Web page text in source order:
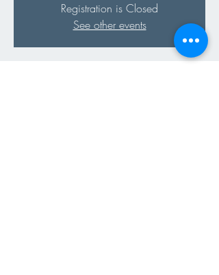
Registration is Closed
See other events